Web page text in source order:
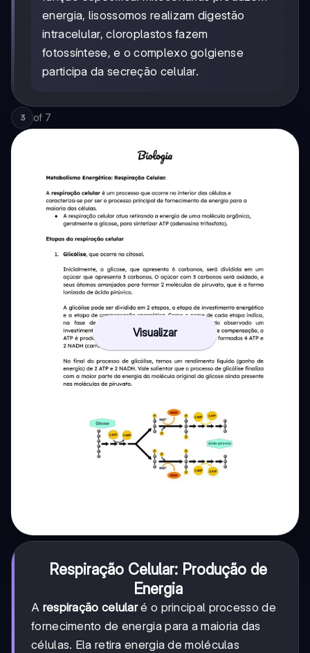
energia, lisossomos realizam digestão
intracelular, cloroplastos fazem
fotossíntese, e o complexo golgiense
participa da secreção celular.
3 of 7
Visualizar
Respiração Celular: Produção de
Energia
A respiração celularé o principal processo de
fornecimento de energia para a maioria das
células. Ela retira energia de moléculas